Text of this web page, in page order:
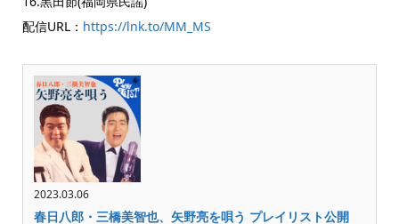
配信URL： https://lnk.to/MM_MS
2023.03.06
春日八郎・三橋美智也、矢野亮を唄う プレイリスト公開